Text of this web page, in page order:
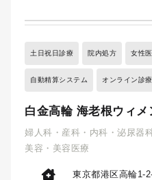
土日祝日診療 院内処方 女性
自動精算システム オンライン診療
白金高輪 海老根ウィメ
婦人科・産科・内科・泌尿器
美容・美容医療
東京都港区高輪1-